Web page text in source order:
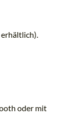
oder mit